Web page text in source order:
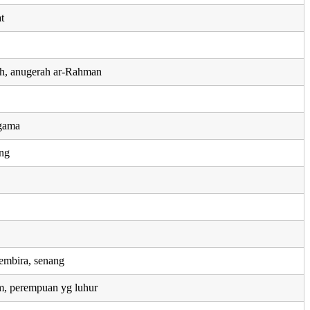
anugerah ar-Rahman
senang
perempuan yg luhur